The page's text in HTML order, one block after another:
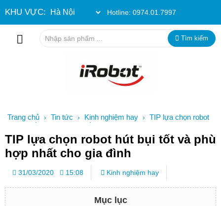
KHU VỰC: Hotline: 0974.01.7997
Tìm kiếm
Trang chủ › Tin tức › Kinh nghiệm hay ›
TIP lựa chọn robot
hút bụi tốt và phù hợp nhất cho gia đình
TIP lựa chọn robot hút bụi tốt và phù
hợp nhất cho gia đình
31/03/2020 15:08 Kinh nghiệm hay
Mục lục